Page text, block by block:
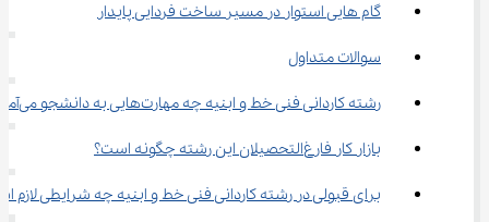
گام ‌هایی استوار در مسیر ساخت فردایی پایدار
سوالات متداول
رشته کاردانی فنی خط و ابنیه چه مهارت‌هایی به دانشجو می‌آموزد؟
بازار کار فارغ‌التحصیلان این رشته چگونه است؟
برای قبولی در رشته کاردانی فنی خط و ابنیه چه شرایطی لازم